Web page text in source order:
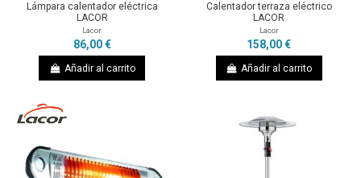
Lámpara calentador eléctrica
LACOR
Lacor
86,00 €
Añadir al carrito
Calentador terraza eléctrico
LACOR
Lacor
158,00 €
Añadir al carrito